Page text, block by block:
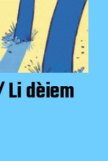
Li dèiem